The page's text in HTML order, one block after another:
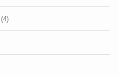
(4)